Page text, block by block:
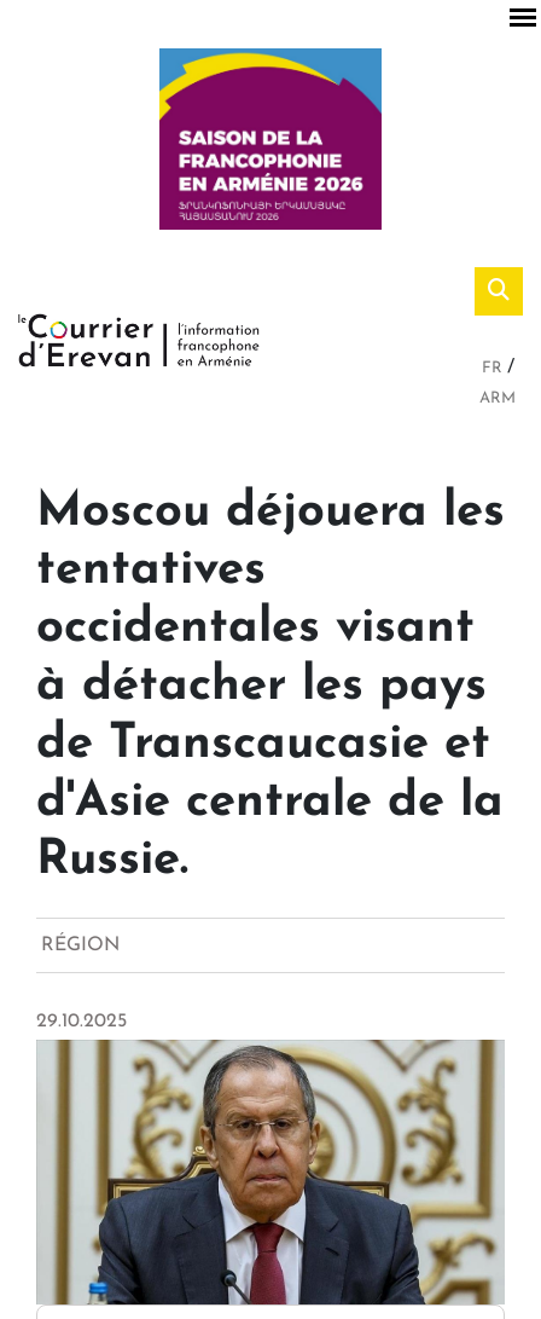
FR
ARM
Moscou déjouera les
tentatives
occidentales visant
à détacher les pays
de Transcaucasie et
d'Asie centrale de la
Russie.
RÉGION
29.10.2025